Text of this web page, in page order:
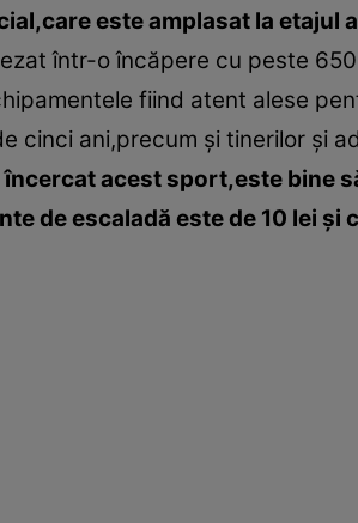
este amplasat la etajul
într-o încăpere cu peste
fiind atent alese
cinci ani,precum şi tinerilor şi
încercat acest sport,este bine
de escaladă este de 10 lei